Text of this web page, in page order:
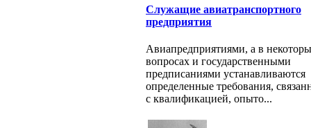
Служащие авиатранспортного
предприятия
Авиапредприятиями, а в
вопросах и государственными
предписаниями устанавливаются
определенные требования,
с квалификацией, опыто...